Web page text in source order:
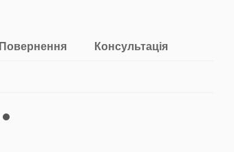
Повернення Консультація